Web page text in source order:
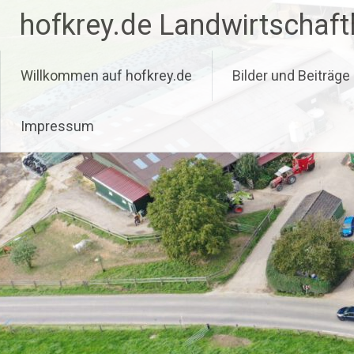
Zum
Inhalt
springen
hofkrey.de
Willkommen auf hofkrey.de Bilder und Beiträge
Impressum